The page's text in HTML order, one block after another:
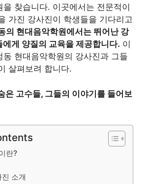
을 찾습니다. 이곳에서는 전문적이
가진 강사진이 학생들을 기다리고
의 현대음악학원에서는 뛰어난 강
게 양질의 교육을 제공합니다. 이
동 현대음악학원의 강사진과 그들
살펴보려 합니다.
은 고수들, 그들의 이야기를 들어보
란?
소개